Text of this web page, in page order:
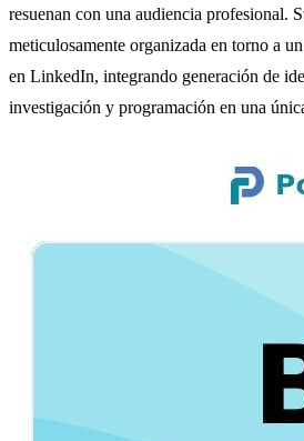
resuenan con una audiencia profesional.
meticulosamente organizada en torno a
en LinkedIn, integrando generación de
investigación y programación en una